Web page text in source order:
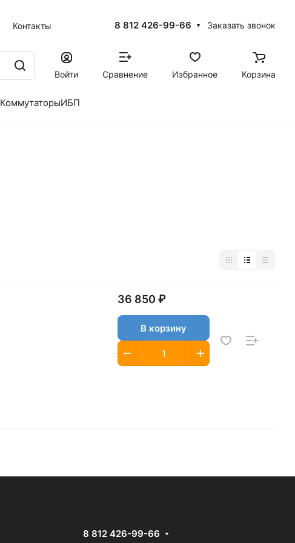
Контакты 8 812 426-99-66 Заказать звонок
Войти
Сравнение Избранное Корзина
КоммутаторыИБП
36 850 ₽
В корзину
8 812 426-99-66